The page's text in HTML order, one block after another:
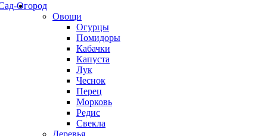
Огород
Овощи
Огурцы
Помидоры
Кабачки
Капуста
Лук
Чеснок
Перец
Морковь
Редис
Свекла